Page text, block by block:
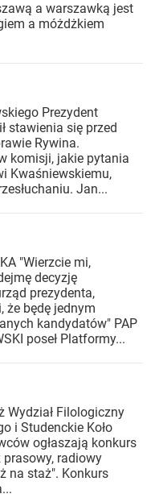
a warszawką jest
a móżdżkiem
Prezydent
stawienia się przed
Rywina.
komisji, jakie pytania
Kwaśniewskiemu,
Jan...
"Wierzcie mi,
decyzję
prezydenta,
że będę jednym
kandydatów" PAP
poseł Platformy...
Wydział Filologiczny
i Studenckie Koło
ogłaszają konkurs
radiowy
na staż". Konkurs